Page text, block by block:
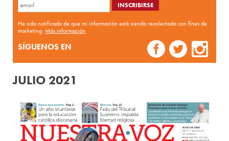
He sido notificado de que mi información está siendo recolectada con fines de
marketing.Más información
SÍGUENOS EN
JULIO 2021